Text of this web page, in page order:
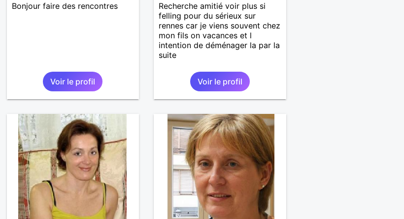
Bonjour faire des rencontres
Voir le profil
Recherche amitié voir plus si
felling pour du sérieux sur
rennes car je viens souvent chez
mon fils on vacances et l
intention de déménager la par la
suite
Voir le profil